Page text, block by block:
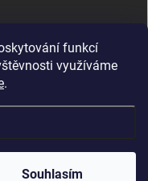
funkcí
využíváme
.
Souhlasím
zboží
práva vyhrazena.Upravit